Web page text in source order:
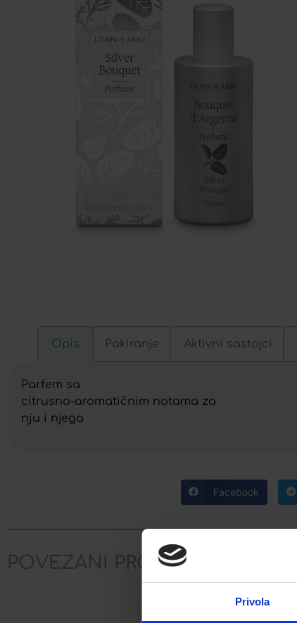
Privola
Opis Pakiranje Aktivni sastojci
Parfem sa
citrusno-aromatičnim notama za
nju i njega
Facebook
POVEZANI PROIZVODI